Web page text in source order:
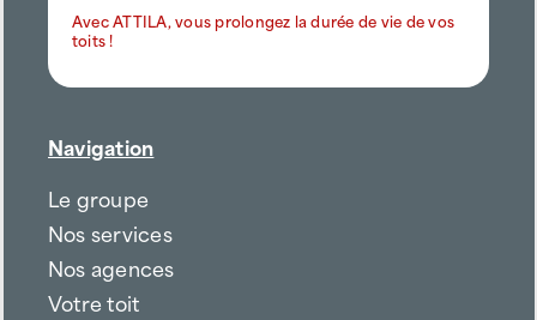
Avec ATTILA, vous prolongez la durée de vie de vos
toits !
Navigation
Le groupe
Nos services
Nos agences
Votre toit